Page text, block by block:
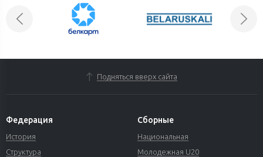
Подняться вверх сайта
Федерация
История
Структура
Сборные
Национальная
Молодежная U20